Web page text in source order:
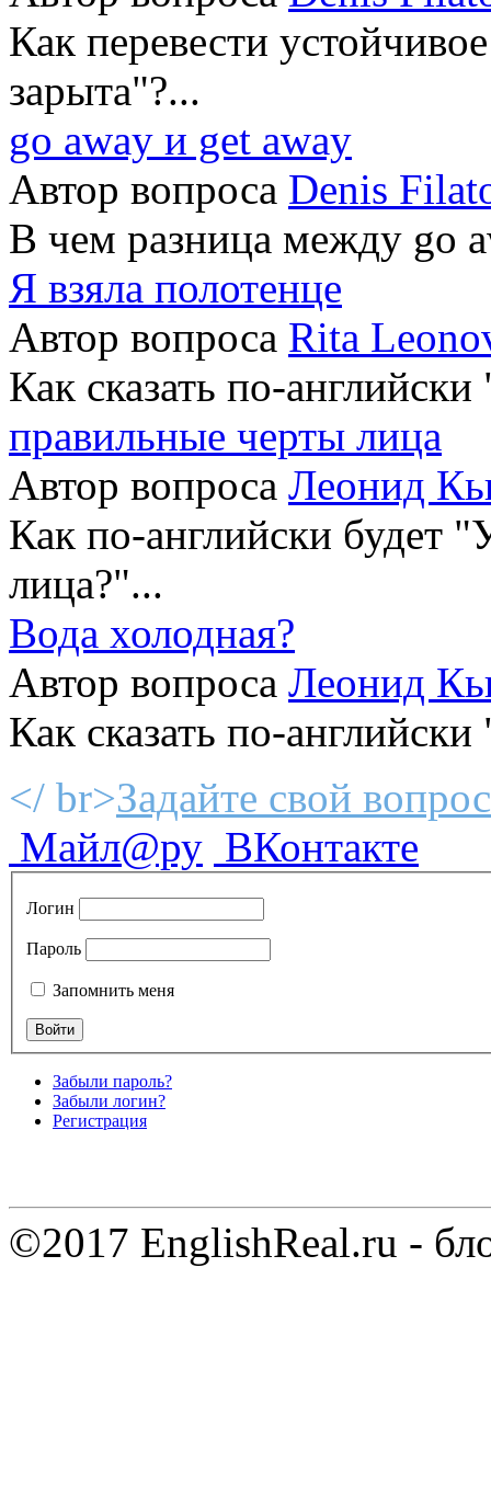
Как перевести
зарыта"?...
go away и get away
Автор вопроса Denis
В чем разница между go
Я взяла полотенце
Автор вопроса Rita
Как сказать по-
правильные черты лица
Автор вопроса Леонид
Как по-английски будет
лица?"...
Вода холодная?
Автор вопроса Леонид
Как сказать по-
</ br>Задайте свой вопрос
Майл@ру ВКонтакте
Логин
Пароль
Запомнить меня
Забыли пароль?
Забыли логин?
Регистрация
©2017 EnglishReal.ru -